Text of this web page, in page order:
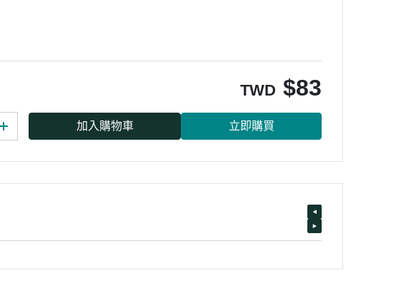
TWD $83
加入購物車 立即購買